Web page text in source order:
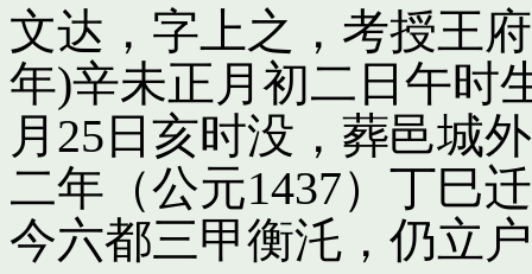
文达，字上之，考授王
年)辛未正月初二日午时
月25日亥时没，葬邑城
二年（公元1437）丁巳
今六都三甲衡汑，仍立